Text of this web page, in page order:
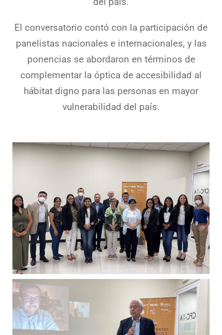
El conversatorio contó con la participación de
panelistas nacionales e internacionales, y las
ponencias se abordaron en términos de
complementar la óptica de accesibilidad al
hábitat digno para las personas en mayor
vulnerabilidad del país.